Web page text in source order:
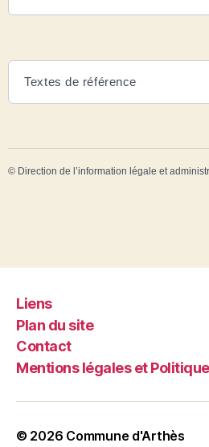
Textes de référence
© Direction de l’information légale et
Liens
Plan du site
Contact
Mentions légales et
© 2026 Commune d'Arthès